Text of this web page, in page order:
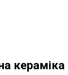
кераміка